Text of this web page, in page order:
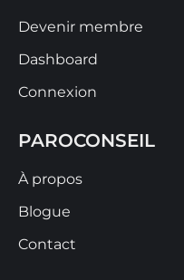
Devenir membre
Dashboard
Connexion
PAROCONSEIL
À propos
Blogue
Contact